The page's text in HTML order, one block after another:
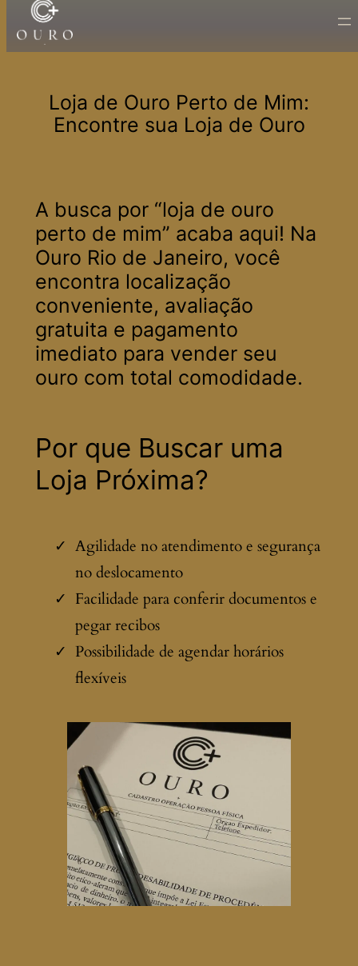
Pular
para
Loja de Ouro Perto de Mim:
Encontre sua Loja de Ouro
A busca por “loja de ouro
perto de mim” acaba aqui! Na
Ouro Rio de Janeiro, você
encontra localização
conveniente, avaliação
gratuita e pagamento
imediato para vender seu
ouro com total comodidade.
Por que Buscar uma
Loja Próxima?
Agilidade no atendimento e segurança
no deslocamento
Facilidade para conferir documentos e
pegar recibos
Possibilidade de agendar horários
flexíveis